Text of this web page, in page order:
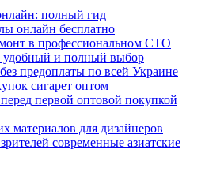
полный гид
онлайн бесплатно
в профессиональном СТО
удобный и полный выбор
предоплаты по всей Украине
сигарет оптом
первой оптовой покупкой
материалов для дизайнеров
современные азиатские